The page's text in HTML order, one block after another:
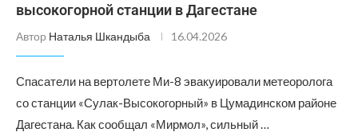
высокогорной станции в Дагестане
Автор Наталья Шкандыба 16.04.2026
Спасатели на вертолете Ми-8 эвакуировали метеоролога
со станции «Сулак-Высокогорный» в Цумадинском районе
Дагестана. Как сообщал «Мирмол», сильный …